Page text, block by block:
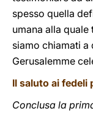
spesso quella
umana alla
siamo chiamati
Gerusalemme
Il saluto ai fedeli
Conclusa la